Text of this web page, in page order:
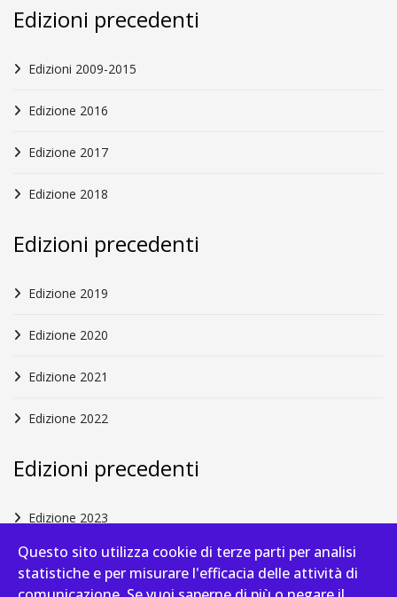
Edizioni precedenti
Edizioni 2009-2015
Edizione 2016
Edizione 2017
Edizione 2018
Edizioni precedenti
Edizione 2019
Edizione 2020
Edizione 2021
Edizione 2022
Edizioni precedenti
Edizione 2023
Edizione 2024
Questo sito utilizza cookie di terze parti per analisi
statistiche e per misurare l'efficacia delle attività di